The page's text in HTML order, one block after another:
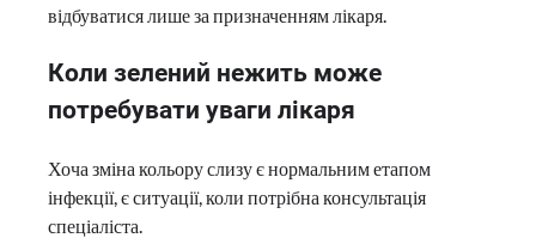
відбуватися лише за призначенням лікаря.
Коли зелений нежить може
потребувати уваги лікаря
Хоча зміна кольору слизу є нормальним етапом
інфекції, є ситуації, коли потрібна консультація
спеціаліста.